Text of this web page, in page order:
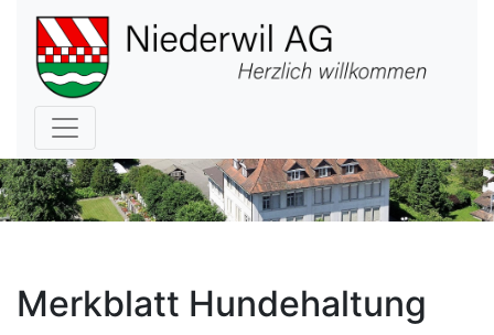
Hauptnavigation
Merkblatt Hundehaltung